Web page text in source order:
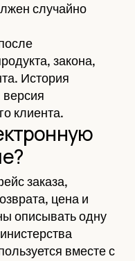
случайно
закона,
История
версия
клиента.
заказа,
цена и
описывать одну
вместе с